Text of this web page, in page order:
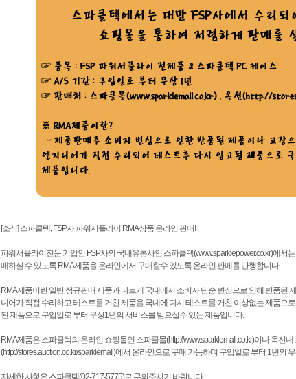
[소식] 스파클텍, FSP사 파워서플라이 RMA상품 온라인 판매!
파워서플라이전문 기업인 FSP사의 국내유통사인 스파클텍(www.sparklepower.co.kr)에서
매하실 수 있도록 RMA제품을 온라인에서 구매할수 있도록 온라인 판매를 단행합니다.
RMA제품이란 일반 정규판매 제품과 다르게 국내에서 소비자 단순 변심으로 인해 반품된
니어가 직접 수리하고 테스트를 거친 제품을 국내에 다시 테스트를 거친 이상없는 제품으
된 제품으로 구입일로 부터 무상1년의 서비스를 받으실수 있는 제품입니다.
RMA제품은 스파클텍의 온라인 쇼핑몰인 스파클몰(http://www.sparklemall.co.kr)이나 옥션
(http://stores.auction.co.kr/sparklemall)에서 온라인으로 구매 가능하며 구입일로 부터 1년의
자세한 사항은 스파클텍(02-717-5775)로 문의주시기 바랍니다.